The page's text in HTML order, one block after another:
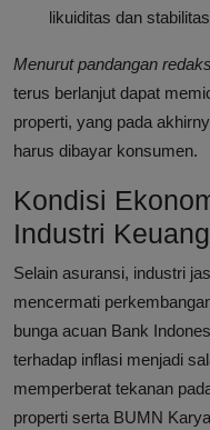
likuiditas dan
Menurut pandangan
terus berlanjut dapat
properti, yang pada
harus dibayar konsumen.
Kondisi
Industri
Selain asuransi, industri
mencermati
bunga acuan Bank
terhadap inflasi menjadi
memperberat tekanan
properti serta BUMN